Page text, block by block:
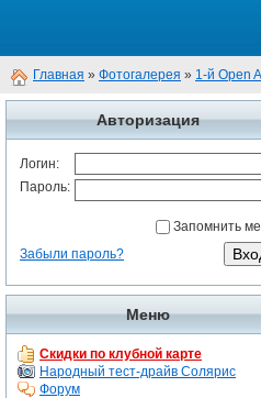
Главная » Фотогалерея » 1-й Open
Авторизация
Логин:
Пароль:
Запомнить
Забыли пароль?
Меню
Скидки по клубной карте
Народный тест-драйв Солярис
Форум